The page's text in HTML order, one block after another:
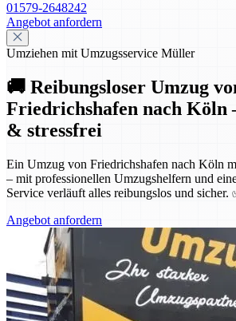
01579-2648242
Angebot anfordern
Umziehen mit Umzugsservice Müller
🚚 Reibungsloser Umzug
Friedrichshafen nach Köln
& stressfrei
Ein Umzug von Friedrichshafen nach Köln
– mit professionellen Umzugshelfern und
Service verläuft alles reibungslos und sicher.
Angebot anfordern